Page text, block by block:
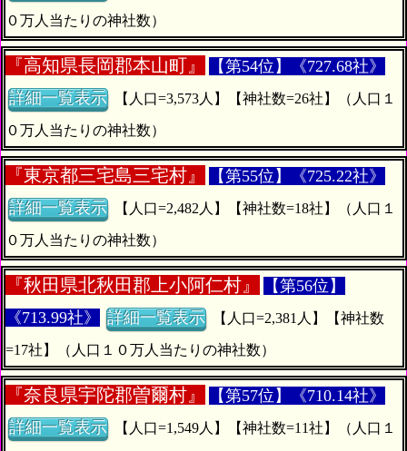
０万人当たりの神社数）
『高知県長岡郡本山町』
【第54位】《727.68社》
詳細一覧表示
０万人当たりの神社数）
『東京都三宅島三宅村』
【第55位】《725.22社》
詳細一覧表示
０万人当たりの神社数）
『秋田県北秋田郡上小阿仁村』
【第56位】
《713.99社》
詳細一覧表示
=17社】（人口１０万人当たりの神社数）
『奈良県宇陀郡曽爾村』
【第57位】《710.14社》
詳細一覧表示